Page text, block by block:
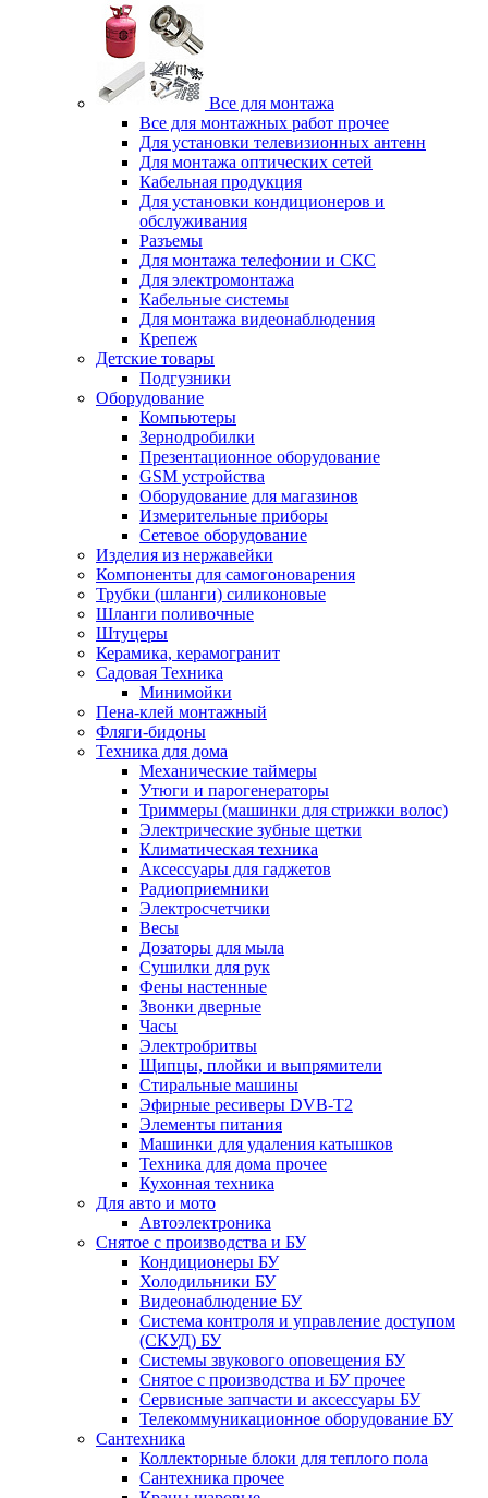
Все для монтажа
Все для монтажных работ прочее
Для установки телевизионных антенн
Для монтажа оптических сетей
Кабельная продукция
Для установки кондиционеров и
обслуживания
Разъемы
Для монтажа телефонии и СКС
Для электромонтажа
Кабельные системы
Для монтажа видеонаблюдения
Крепеж
Детские товары
Подгузники
Оборудование
Компьютеры
Зернодробилки
Презентационное оборудование
GSM устройства
Оборудование для магазинов
Измерительные приборы
Сетевое оборудование
Изделия из нержавейки
Компоненты для самогоноварения
Трубки (шланги) силиконовые
Шланги поливочные
Штуцеры
Керамика, керамогранит
Садовая Техника
Минимойки
Пена-клей монтажный
Фляги-бидоны
Техника для дома
Механические таймеры
Утюги и парогенераторы
Триммеры (машинки для стрижки волос)
Электрические зубные щетки
Климатическая техника
Аксессуары для гаджетов
Радиоприемники
Электросчетчики
Весы
Дозаторы для мыла
Сушилки для рук
Фены настенные
Звонки дверные
Часы
Электробритвы
Щипцы, плойки и выпрямители
Стиральные машины
Эфирные ресиверы DVB-T2
Элементы питания
Машинки для удаления катышков
Техника для дома прочее
Кухонная техника
Для авто и мото
Автоэлектроника
Снятое с производства и БУ
Кондиционеры БУ
Холодильники БУ
Видеонаблюдение БУ
Система контроля и управление доступом
(СКУД) БУ
Системы звукового оповещения БУ
Снятое с производства и БУ прочее
Сервисные запчасти и аксессуары БУ
Телекоммуникационное оборудование БУ
Сантехника
Коллекторные блоки для теплого пола
Сантехника прочее